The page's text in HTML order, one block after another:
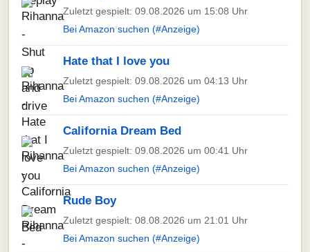
Zuletzt gespielt: 09.08.2026 um 15:08 Uhr
Bei Amazon suchen (#Anzeige)
Hate that I love you
Zuletzt gespielt: 09.08.2026 um 04:13 Uhr
Bei Amazon suchen (#Anzeige)
California Dream Bed
Zuletzt gespielt: 09.08.2026 um 00:41 Uhr
Bei Amazon suchen (#Anzeige)
Rude Boy
Zuletzt gespielt: 08.08.2026 um 21:01 Uhr
Bei Amazon suchen (#Anzeige)